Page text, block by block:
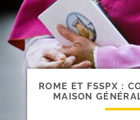
ROME ET FSSPX :
MAISON